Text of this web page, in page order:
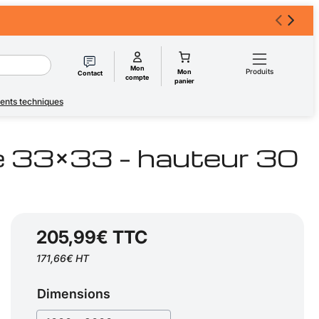
Contact
Mon
compte
Mon
panier
Produits
techniques
33×33 – hauteur 30
Dimensions
205,99€ TTC
171,66€ HT